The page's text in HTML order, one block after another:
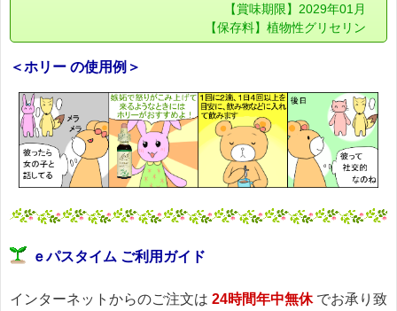
【賞味期限】2029年01月
【保存料】植物性グリセリン
＜ホリー の使用例＞
ｅパスタイム ご利用ガイド
インターネットからのご注文は 24時間年中無休でお承り致